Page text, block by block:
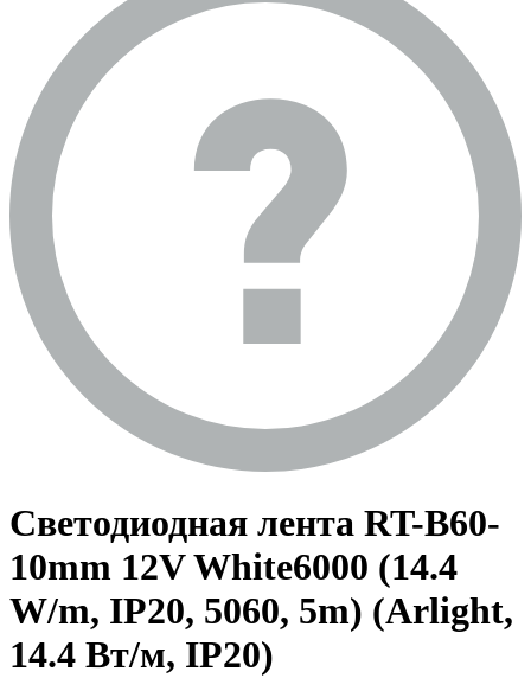
Светодиодная лента RT-B60-
10mm 12V White6000 (14.4
W/m, IP20, 5060, 5m) (Arlight,
14.4 Вт/м, IP20)